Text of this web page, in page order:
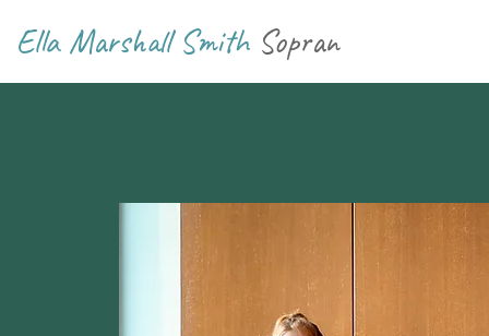
Ella Marshall Smith Sopran